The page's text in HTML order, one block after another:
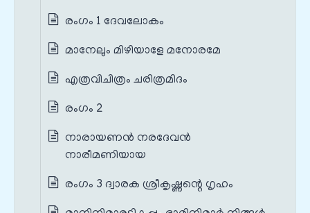
രംഗം 1 ദേവലോകം
മാനേലും മിഴിയാളേ മനോരമേ
എത്രവിചിത്രം ചരിത്രമിദം
രംഗം 2
നാരായണൻ നരദേവൻ
നാരീമണിയായ
രംഗം 3 ദ്വാരക ശ്രീകൃഷ്ണന്റെ ഗൃഹം